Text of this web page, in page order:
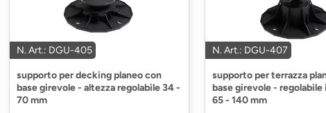
N. Art.: DGU-405
supporto per decking planeo con
base girevole - altezza regolabile 34 -
70 mm
N. Art.: DGU-407
supporto per terrazza
base girevole - regolabile
65 - 140 mm